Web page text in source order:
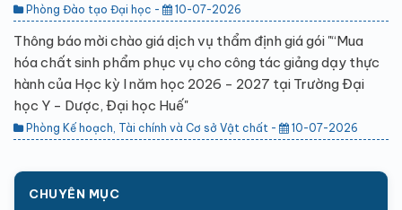
Phòng Đào tạo Đại học - 10-07-2026
Thông báo mời chào giá dịch vụ thẩm định giá gói "“Mua
hóa chất sinh phẩm phục vụ cho công tác giảng dạy thực
hành của Học kỳ I năm học 2026 - 2027 tại Trường Đại
học Y - Dược, Đại học Huế"
Phòng Kế hoạch, Tài chính và Cơ sở Vật chất - 10-07-2026
CHUYÊN MỤC